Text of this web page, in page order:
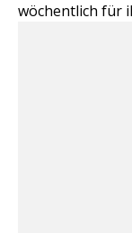
wöchentlich für